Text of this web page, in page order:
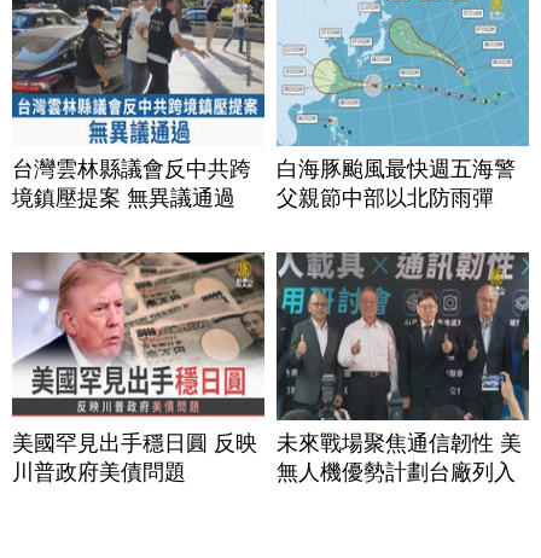
台灣雲林縣議會反中共跨
境鎮壓提案 無異議通過
白海豚颱風最快週五海警
父親節中部以北防雨彈
美國罕見出手穩日圓 反映
川普政府美債問題
未來戰場聚焦通信韌性 美
無人機優勢計劃台廠列入